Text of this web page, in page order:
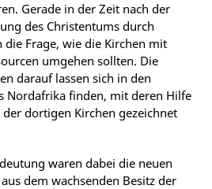
Gerade in der Zeit nach der
des Christentums durch
die Frage, wie die Kirchen mit
umgehen sollten. Die
darauf lassen sich in den
Nordafrika finden, mit deren Hilfe
dortigen Kirchen gezeichnet
waren dabei die neuen
dem wachsenden Besitz der